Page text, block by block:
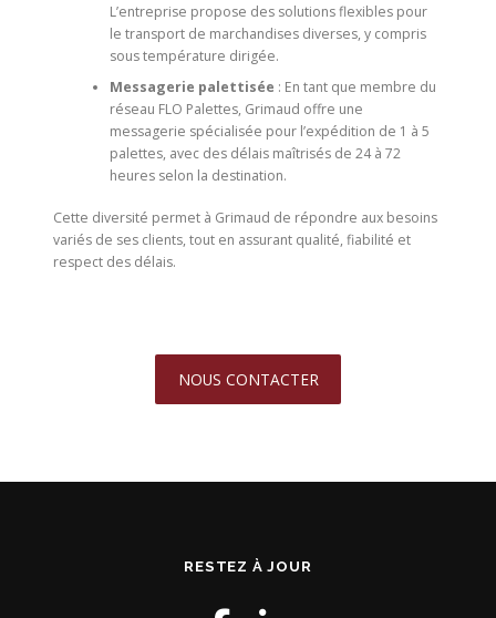
L’entreprise propose des solutions flexibles pour
le transport de marchandises diverses, y compris
sous température dirigée.
Messagerie palettisée : En tant que membre du
réseau FLO Palettes, Grimaud offre une
messagerie spécialisée pour l’expédition de 1 à 5
palettes, avec des délais maîtrisés de 24 à 72
heures selon la destination.
Cette diversité permet à Grimaud de répondre aux besoins
variés de ses clients, tout en assurant qualité, fiabilité et
respect des délais.
NOUS CONTACTER
RESTEZ À JOUR